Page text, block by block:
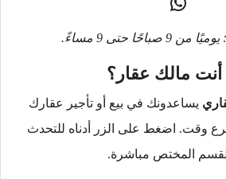
حتى 9 مساءً.
مالك عقار؟
يساعدونك في بيع أو تأجير عقارك
وقت. اضغط على الزر أدناه للتحدث
المختص مباشرة.